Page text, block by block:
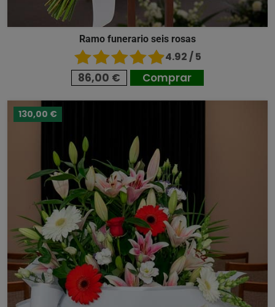
Ramo funerario seis rosas
4.92 / 5
86,00 € Comprar
130,00 €